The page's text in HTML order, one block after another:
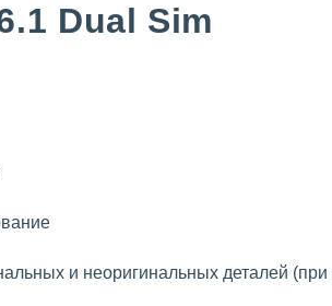
Dual Sim
и неоригинальных деталей (при